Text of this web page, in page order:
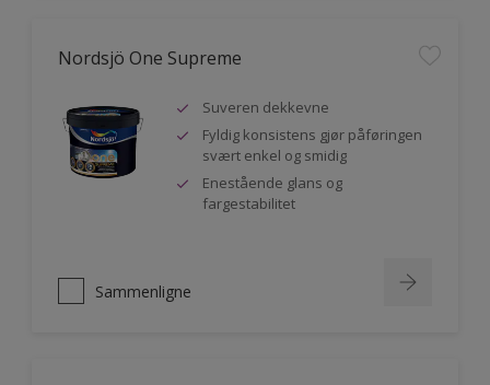
Nordsjö One Supreme
Suveren dekkevne
Fyldig konsistens gjør påføringen
svært enkel og smidig
Enestående glans og
fargestabilitet
Sammenligne